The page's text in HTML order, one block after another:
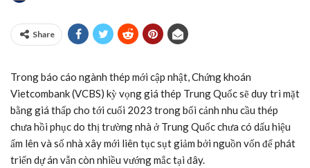
Share
Trong báo cáo ngành thép mới cập nhật, Chứng khoán
Vietcombank (VCBS) kỳ vọng giá thép Trung Quốc sẽ duy trì mặt
bằng giá thấp cho tới cuối 2023 trong bối cảnh nhu cầu thép
chưa hồi phục do thị trường nhà ở Trung Quốc chưa có dấu hiệu
ấm lên và số nhà xây mới liên tục sụt giảm bởi nguồn vốn để phát
triển dự án vẫn còn nhiều vướng mắc tại đây.